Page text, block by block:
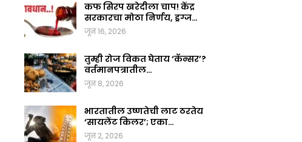
कफ सिरप खरेदीला चाप! केंद्र
सरकारचा मोठा निर्णय, ड्रग्ज…
जून 16, 2026
तुम्ही रोज विकत घेताय ‘कॅन्सर’?
वर्तमानपत्रातील…
जून 8, 2026
भारतातील उष्णतेची लाट ठरतेय
‘सायलेंट किलर’; एका…
जून 2, 2026